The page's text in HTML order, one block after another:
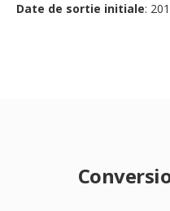
Date de sortie initiale: